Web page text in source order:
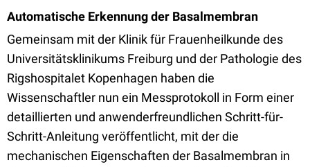
Automatische Erkennung der Basalmembran
Gemeinsam mit der Klinik für Frauenheilkunde des
Universitätsklinikums Freiburg und der Pathologie des
Rigshospitalet Kopenhagen haben die
Wissenschaftler nun ein Messprotokoll in Form einer
detaillierten und anwenderfreundlichen Schritt-für-
Schritt-Anleitung veröffentlicht, mit der die
mechanischen Eigenschaften der Basalmembran in